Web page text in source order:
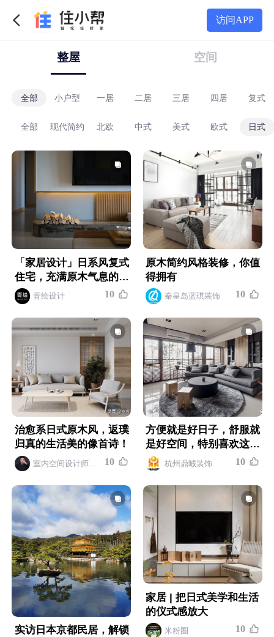
访问APP
整屋 空间
全部 小户型 一居 二居 三居 四居 复式
全部 现代简约 北欧 中式 美式 欧式 日式
「家居设计」日系风复式
住宅，充满原木气息的家
| 名筑设计
青绘设计 10
治愈系日式原木风，返璞
归真的生活美的像首诗！
10
实访日本京都民居，解锁
原木简约风格装修，你值
得拥有
秦皇岛蓝琪装饰 10
方便就是好日子，舒服就
是好空间，特别喜欢这个
现代日式风格
杭州鼎晠装饰 10
家居 | 把日式美学和生活
的仪式感放大
米粉圈 10